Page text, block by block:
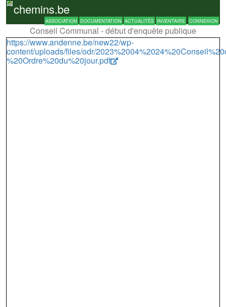
chemins.be
ASSOCIATION DOCUMENTATION ACTUALITÉS INVENTAIRE CONNEXION
Conseil Communal - début d'enquête publique
https://www.andenne.be/new22/wp-
content/uploads/files/odr/
%20Ordre%20du%20jour.pdf